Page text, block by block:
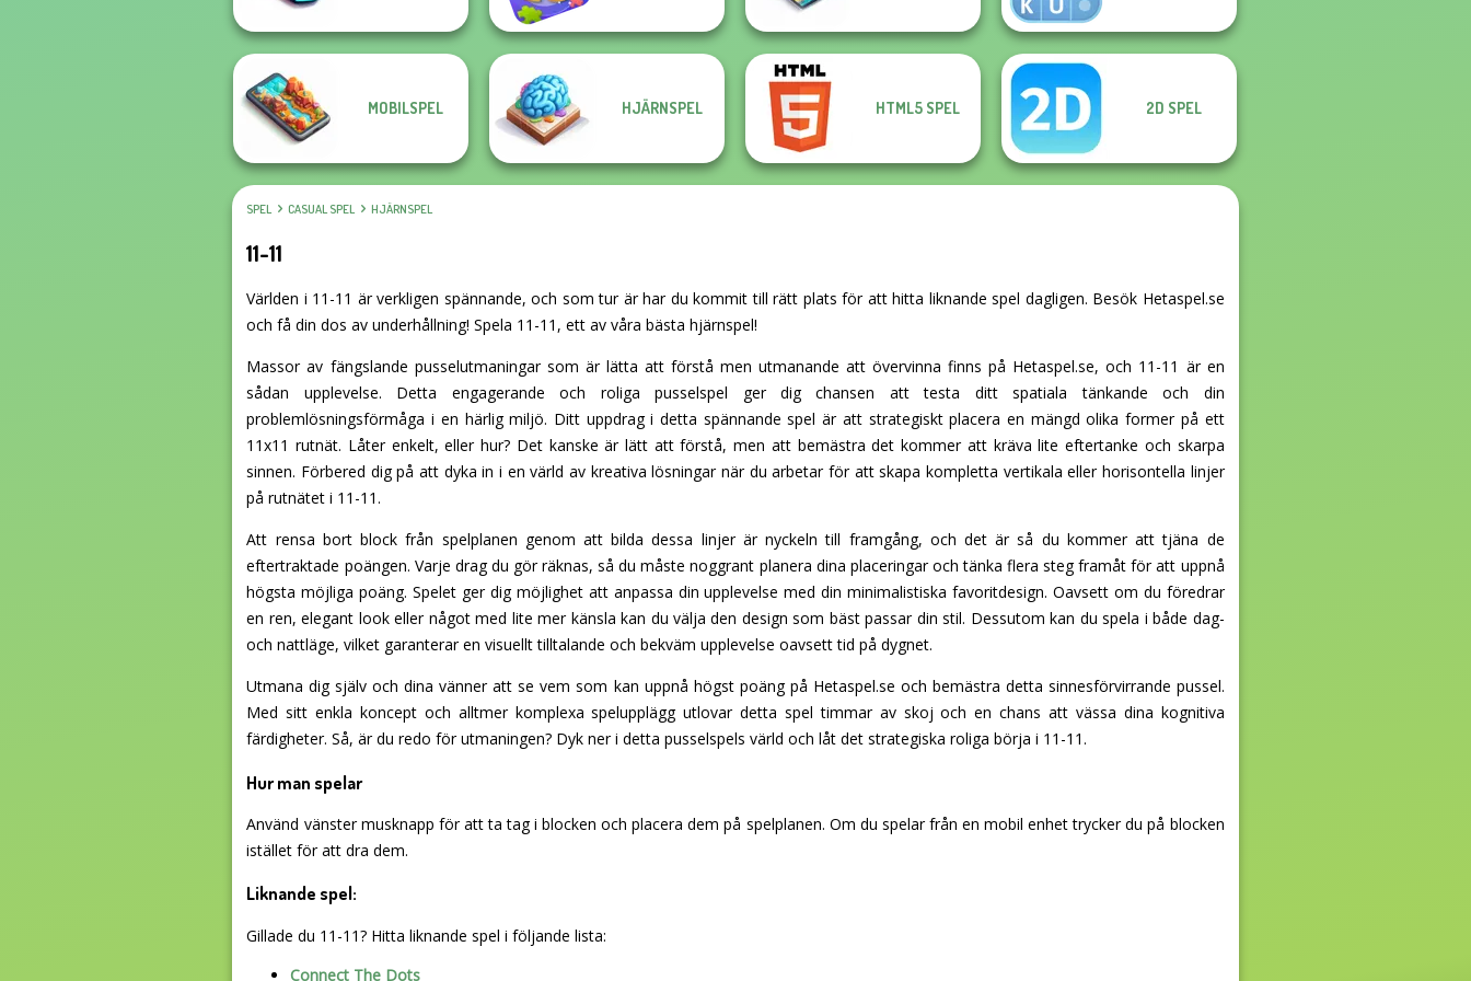
MOBILSPEL HJÄRNSPEL HTML5 SPEL 2D SPEL
SPEL CASUAL SPEL HJÄRNSPEL
11-11
Världen i 11-11 är verkligen spännande, och som tur är har du kommit till rätt plats för att hitta liknande spel dagligen. Besök Hetaspel.se
och få din dos av underhållning! Spela 11-11, ett av våra bästa hjärnspel!
Massor av fängslande pusselutmaningar som är lätta att förstå men utmanande att övervinna finns på Hetaspel.se, och 11-11 är en
sådan upplevelse. Detta engagerande och roliga pusselspel ger dig chansen att testa ditt spatiala tänkande och din
problemlösningsförmåga i en härlig miljö. Ditt uppdrag i detta spännande spel är att strategiskt placera en mängd olika former på ett
11x11 rutnät. Låter enkelt, eller hur? Det kanske är lätt att förstå, men att bemästra det kommer att kräva lite eftertanke och skarpa
sinnen. Förbered dig på att dyka in i en värld av kreativa lösningar när du arbetar för att skapa kompletta vertikala eller horisontella linjer
på rutnätet i 11-11.
Att rensa bort block från spelplanen genom att bilda dessa linjer är nyckeln till framgång, och det är så du kommer att tjäna de
eftertraktade poängen. Varje drag du gör räknas, så du måste noggrant planera dina placeringar och tänka flera steg framåt för att uppnå
högsta möjliga poäng. Spelet ger dig möjlighet att anpassa din upplevelse med din minimalistiska favoritdesign. Oavsett om du föredrar
en ren, elegant look eller något med lite mer känsla kan du välja den design som bäst passar din stil. Dessutom kan du spela i både dag-
och nattläge, vilket garanterar en visuellt tilltalande och bekväm upplevelse oavsett tid på dygnet.
Utmana dig själv och dina vänner att se vem som kan uppnå högst poäng på Hetaspel.se och bemästra detta sinnesförvirrande pussel.
Med sitt enkla koncept och alltmer komplexa spelupplägg utlovar detta spel timmar av skoj och en chans att vässa dina kognitiva
färdigheter. Så, är du redo för utmaningen? Dyk ner i detta pusselspels värld och låt det strategiska roliga börja i 11-11.
Hur man spelar
Använd vänster musknapp för att ta tag i blocken och placera dem på spelplanen. Om du spelar från en mobil enhet trycker du på blocken
istället för att dra dem.
Liknande spel:
Gillade du 11-11? Hitta liknande spel i följande lista:
Connect The Dots